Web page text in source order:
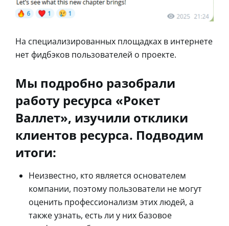
На специализированных площадках в интернете
нет фидбэков пользователей о проекте.
Мы подробно разобрали
работу ресурса «Рокет
Валлет», изучили отклики
клиентов ресурса. Подводим
итоги:
Неизвестно, кто является основателем
компании, поэтому пользователи не могут
оценить профессионализм этих людей, а
также узнать, есть ли у них базовое